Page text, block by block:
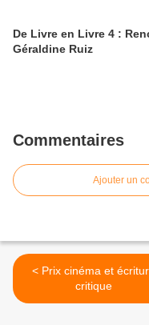
De Livre en Livre 4 :
Géraldine Ruiz
Commentaires
Ajouter un
< Prix cinéma et écriture
critique